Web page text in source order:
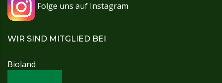
Folge uns auf Instagram
WIR SIND MITGLIED BEI
Bioland